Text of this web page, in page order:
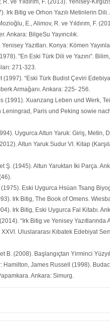
R. ve Yıldırım, F. (2013). Yenisey-
Irk Bitig ve Orhon Yazılı Metinlerin
E., Alimov, R. ve Yıldırım, F.
Ankara: BilgeSu Yayıncılık.
Yazıtları. Konya: Kömen
"En Eski Türk Dili ve Yazını".
271-323.
(1997). “Eski Türk Budist Çeviri
Armağanı. Ankara: 225- 256.
(1991). Xuanzang Leben und Werk,
Leningrad, Paris und Peking sowie
Uygurca Altun Yaruk: Giriş, Metin,
Altun Yaruk Sudur VI. Kitap
Ş. (1945). Altun Yaruktan İki Parça.
(1975). Eski Uygurca Hsüan Tsang
Irk Bitig, The Book of Omens.
Irk Bitig, Eski Uygurca Fal Kitabı.
(2014). “Irk Bitig ve Yenisey
XXVI. Uluslararası Kıbatek Edebiyat
B. (2008). Başlangıçtan Yirminci
James Russell (1998).
Ankara: Simurg.